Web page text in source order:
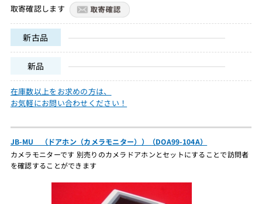
取寄確認します
新古品
新品
在庫数以上をお求めの方は、
お気軽にお問い合わせください！
JB-MU （ドアホン（カメラモニター））（DOA99-104A）
カメラモニターです 別売りのカメラドアホンとセットにすることで訪問者
を確認することができます